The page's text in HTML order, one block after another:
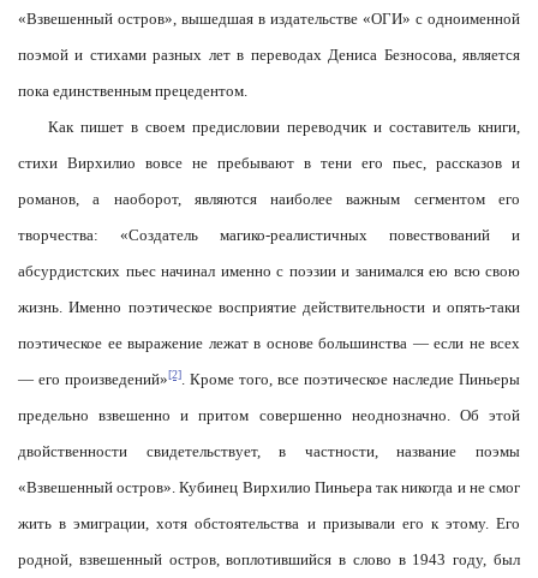
«Взвешенный остров», вышедшая в издательстве «ОГИ» с одноименной
поэмой и стихами разных лет в переводах Дениса Безносова, является
пока единственным прецедентом.
Как пишет в своем предисловии переводчик и составитель книги,
стихи Вирхилио вовсе не пребывают в тени его пьес, рассказов и
романов, а наоборот, являются наиболее важным сегментом его
творчества: «Создатель магико-реалистичных повествований и
абсурдистских пьес начинал именно с поэзии и занимался ею всю свою
жизнь. Именно поэтическое восприятие действительности и опять-таки
поэтическое ее выражение лежат в основе большинства — если не всех
— его произведений»[2]. Кроме того, все поэтическое наследие Пиньеры
предельно взвешенно и притом совершенно неоднозначно. Об этой
двойственности свидетельствует, в частности, название поэмы
«Взвешенный остров». Кубинец Вирхилио Пиньера так никогда и не смог
жить в эмиграции, хотя обстоятельства и призывали его к этому. Его
родной, взвешенный остров, воплотившийся в слово в 1943 году, был